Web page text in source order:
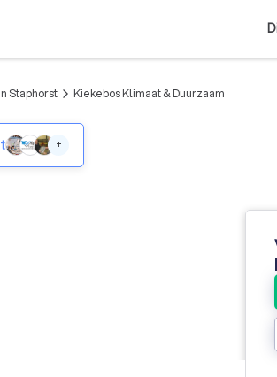
Staphorst arrow_forward_ios Kiekebos Klimaat & Duurzaam
+